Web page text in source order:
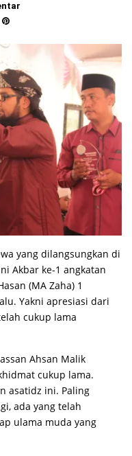
yang dilangsungkan di
Akbar ke-1 angkatan
(MA Zaha) 1
Yakni apresiasi dari
cukup lama
Ahsan Malik
cukup lama.
asatidz ini. Paling
ada yang telah
ulama muda yang